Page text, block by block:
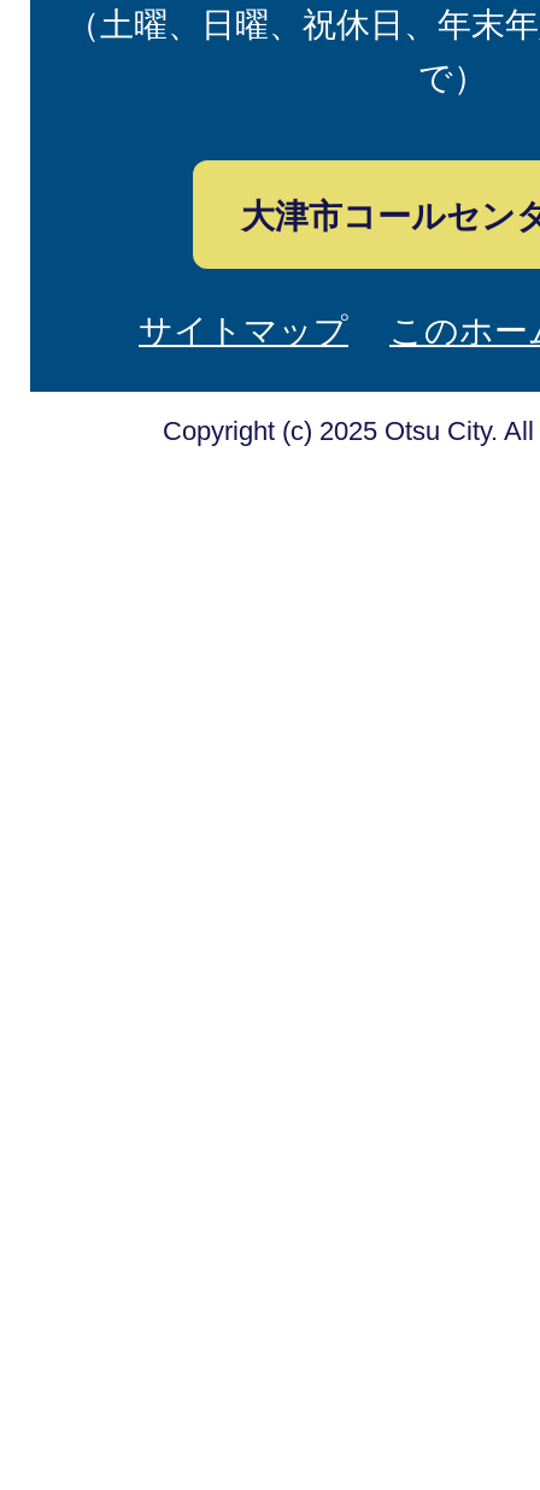
（土曜、日曜、祝休日、年末
で）
大津市コールセン
サイトマップ このホ
Copyright (c) 2025 Otsu City.